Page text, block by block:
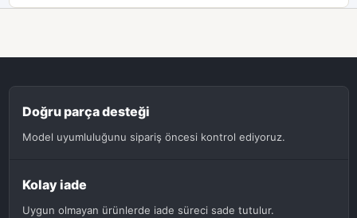
Doğru parça desteği
Model uyumluluğunu sipariş öncesi kontrol ediyoruz.
Kolay iade
Uygun olmayan ürünlerde iade süreci sade tutulur.